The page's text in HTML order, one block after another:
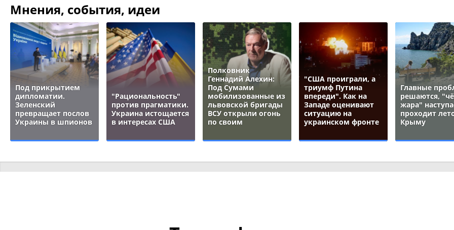
Мнения, события, идеи
Под прикрытием
дипломатии.
Зеленский
превращает послов
Украины в шпионов
"Рациональность"
против прагматики.
Украина истощается
в интересах США
Полковник
Геннадий Алехин:
Под Сумами
мобилизованные из
львовской бригады
ВСУ открыли огонь
по своим
"США проиграли, а
триумф Путина
впереди". Как на
Западе оценивают
ситуацию на
украинском фронте
Главные
решаются,
жара"
проходит
Крыму